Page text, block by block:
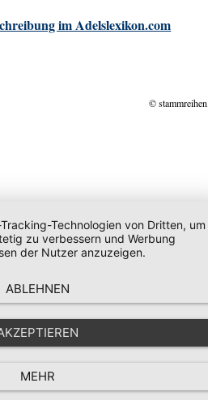
im Adelslexikon.com
©
Technologien von Dritten, um
zu verbessern und Werbung
der Nutzer anzuzeigen.
ABLEHNEN
MEHR